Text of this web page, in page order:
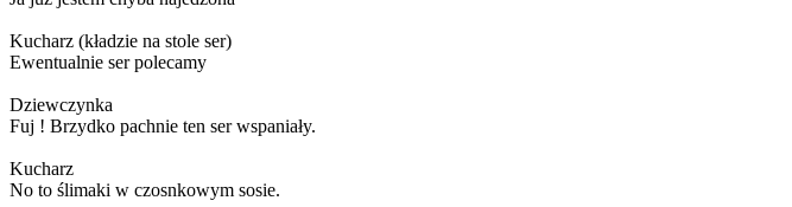
Kucharz (kładzie na stole ser)
Ewentualnie ser polecamy
Dziewczynka
Fuj ! Brzydko pachnie ten ser wspaniały.
Kucharz
No to ślimaki w czosnkowym sosie.